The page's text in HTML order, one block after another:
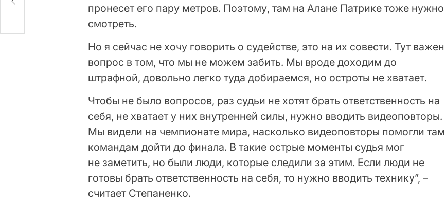
пронесет его пару метров. Поэтому, там на Алане Патрике тоже нужно
смотреть.
Но я сейчас не хочу говорить о судействе, это на их совести. Тут важен
вопрос в том, что мы не можем забить. Мы вроде доходим до
штрафной, довольно легко туда добираемся, но остроты не хватает.
Чтобы не было вопросов, раз судьи не хотят брать ответственность на
себя, не хватает у них внутренней силы, нужно вводить видеоповторы.
Мы видели на чемпионате мира, насколько видеоповторы помогли там
командам дойти до финала. В такие острые моменты судья мог
не заметить, но были люди, которые следили за этим. Если люди не
готовы брать ответственность на себя, то нужно вводить технику”, –
считает Степаненко.